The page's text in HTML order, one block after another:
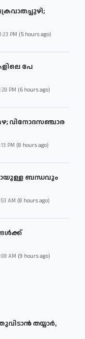
PM (5 hours ago)
പേ
PM (6 hours ago)
വിനോദസഞ്ചാര
PM (8 hours ago)
ബന്ധവും
AM (8 hours ago)
AM (9 hours ago)
തയ്യാര്‍,